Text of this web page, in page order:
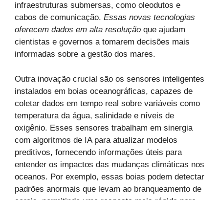
infraestruturas submersas, como oleodutos e
cabos de comunicação. Essas novas tecnologias
oferecem dados em alta resolução que ajudam
cientistas e governos a tomarem decisões mais
informadas sobre a gestão dos mares.
Outra inovação crucial são os sensores inteligentes
instalados em boias oceanográficas, capazes de
coletar dados em tempo real sobre variáveis como
temperatura da água, salinidade e níveis de
oxigênio. Esses sensores trabalham em sinergia
com algoritmos de IA para atualizar modelos
preditivos, fornecendo informações úteis para
entender os impactos das mudanças climáticas nos
oceanos. Por exemplo, essas boias podem detectar
padrões anormais que levam ao branqueamento de